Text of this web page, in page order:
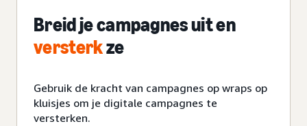
Breid je campagnes uit en
versterkze
Gebruik de kracht van campagnes op wraps op
kluisjes om je digitale campagnes te
versterken.